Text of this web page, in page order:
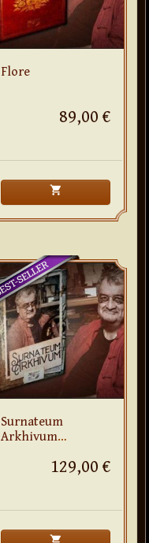
Flore
89,00 €
shopping_cart
Surnateum
Arkhivum
129,00 €
shopping_cart